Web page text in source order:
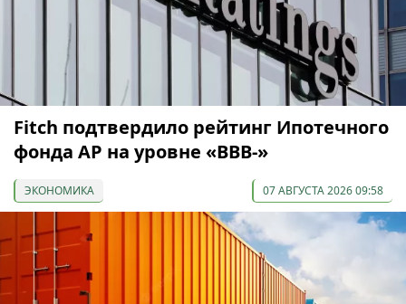
Fitch подтвердило рейтинг Ипотечного
фонда АР на уровне «BBB-»
ЭКОНОМИКА 07 АВГУСТА 2026 09:58